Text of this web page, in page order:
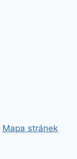
Mapa stránek